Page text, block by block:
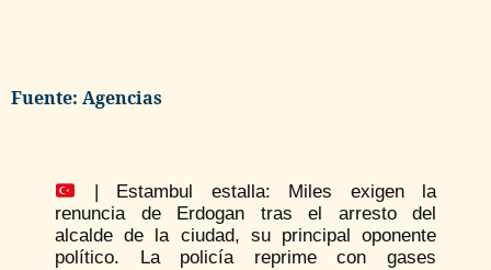
Fuente: Agencias
| Estambul estalla: Miles exigen la
renuncia de Erdogan tras el arresto del
alcalde de la ciudad, su principal oponente
político. La policía reprime con gases